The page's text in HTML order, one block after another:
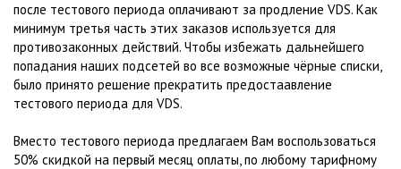
после тестового периода оплачивают за продление VDS. Как
минимум третья часть этих заказов используется для
противозаконных действий. Чтобы избежать дальнейшего
попадания наших подсетей во все возможные чёрные списки,
было принято решение прекратить предостаавление
тестового периода для VDS.
Вместо тестового периода предлагаем Вам воспользоваться
50% скидкой на первый месяц оплаты, по любому тарифному